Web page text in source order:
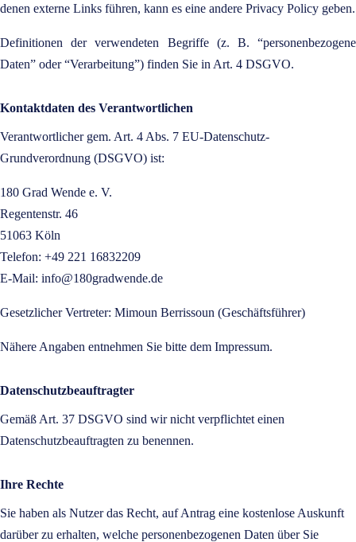
denen externe Links führen, kann es eine andere Privacy Policy geben.
Definitionen der verwendeten Begriffe (z. B. “personenbezogene
Daten” oder “Verarbeitung”) finden Sie in Art. 4 DSGVO.
Kontaktdaten des Verantwortlichen
Verantwortlicher gem. Art. 4 Abs. 7 EU-Datenschutz-
Grundverordnung (DSGVO) ist:
180 Grad Wende e. V.
Regentenstr. 46
51063 Köln
Telefon: +49 221 16832209
E-Mail: info@180gradwende.de
Gesetzlicher Vertreter: Mimoun Berrissoun (Geschäftsführer)
Nähere Angaben entnehmen Sie bitte dem Impressum.
Datenschutzbeauftragter
Gemäß Art. 37 DSGVO sind wir nicht verpflichtet einen
Datenschutzbeauftragten zu benennen.
Ihre Rechte
Sie haben als Nutzer das Recht, auf Antrag eine kostenlose Auskunft
darüber zu erhalten, welche personenbezogenen Daten über Sie